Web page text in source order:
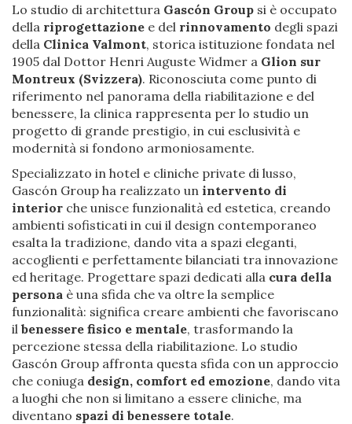
Lo studio di architettura Gascón Group si è occupato
della riprogettazione e del rinnovamento degli spazi
della Clinica Valmont, storica istituzione fondata nel
1905 dal Dottor Henri Auguste Widmer a Glion sur
Montreux (Svizzera). Riconosciuta come punto di
riferimento nel panorama della riabilitazione e del
benessere, la clinica rappresenta per lo studio un
progetto di grande prestigio, in cui esclusività e
modernità si fondono armoniosamente.
Specializzato in hotel e cliniche private di lusso,
Gascón Group ha realizzato un intervento di
interior che unisce funzionalità ed estetica, creando
ambienti sofisticati in cui il design contemporaneo
esalta la tradizione, dando vita a spazi eleganti,
accoglienti e perfettamente bilanciati tra innovazione
ed heritage. Progettare spazi dedicati alla cura della
persona è una sfida che va oltre la semplice
funzionalità: significa creare ambienti che favoriscano
il benessere fisico e mentale, trasformando la
percezione stessa della riabilitazione. Lo studio
Gascón Group affronta questa sfida con un approccio
che coniuga design, comfort ed emozione, dando vita
a luoghi che non si limitano a essere cliniche, ma
diventano spazi di benessere totale.